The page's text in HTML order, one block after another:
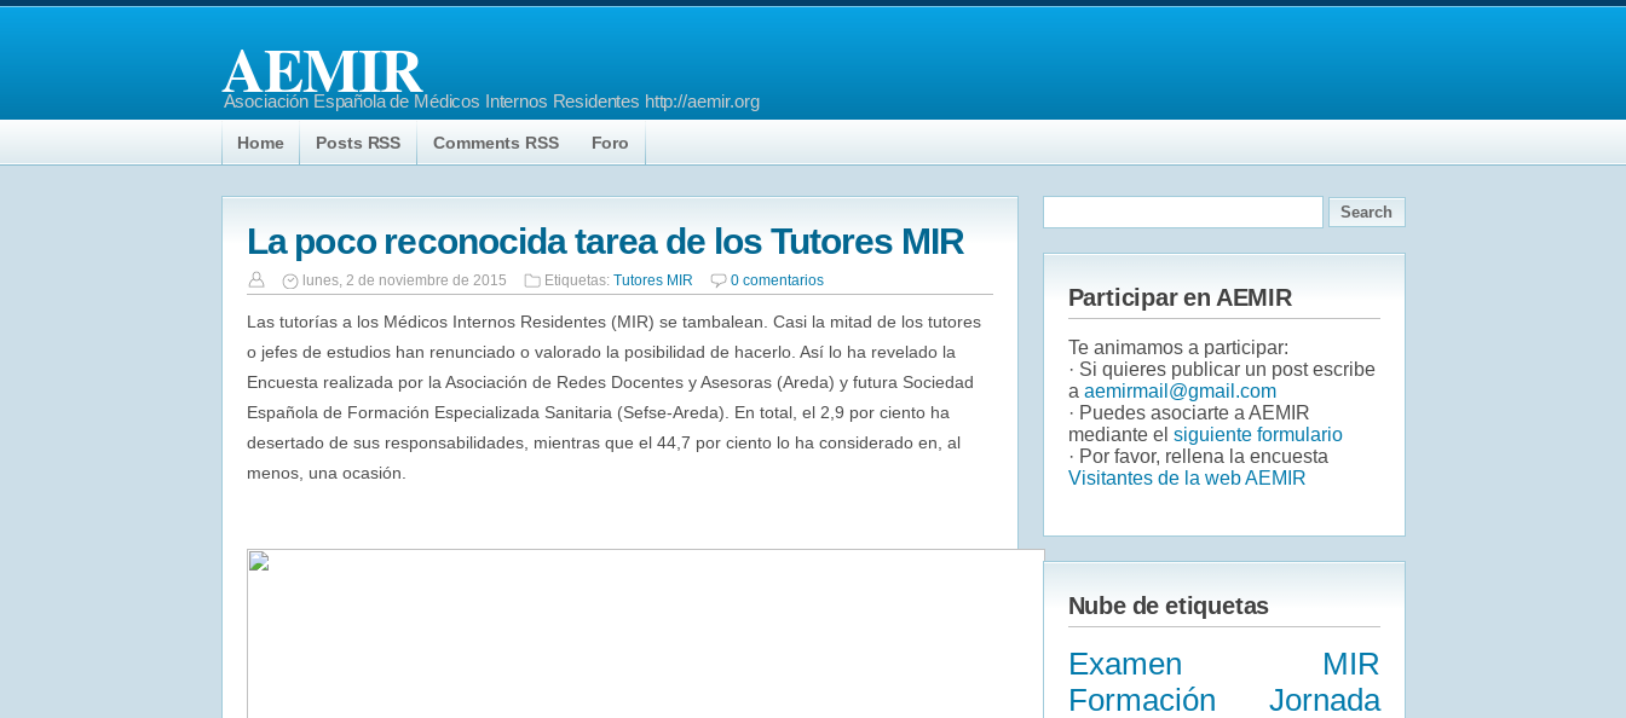
AEMIR
Asociación Española de Médicos Internos Residentes http://aemir.org
Home Posts RSS Comments RSS Foro
La poco reconocida tarea de los Tutores MIR
lunes, 2 de noviembre de 2015 Etiquetas: Tutores MIR 0 comentarios
Las tutorías a los Médicos Internos Residentes (MIR) se tambalean. Casi la mitad de los tutores
o jefes de estudios han renunciado o valorado la posibilidad de hacerlo. Así lo ha revelado la
Encuesta realizada por la Asociación de Redes Docentes y Asesoras (Areda) y futura Sociedad
Española de Formación Especializada Sanitaria (Sefse-Areda). En total, el 2,9 por ciento ha
desertado de sus responsabilidades, mientras que el 44,7 por ciento lo ha considerado en, al
menos, una ocasión.
Participar en AEMIR
Te animamos a participar:
· Si quieres publicar un post escribe
a aemirmail@gmail.com
· Puedes asociarte a AEMIR
mediante el siguiente formulario
· Por favor, rellena la encuesta
Visitantes de la web AEMIR
Nube de etiquetas
Examen MIR
Formación
Jornada